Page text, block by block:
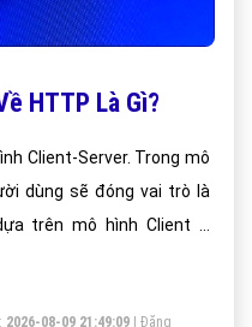
HTTP Là Gì?
Client-Server. Trong mô
dùng sẽ đóng vai trò là
trên mô hình Client –
2026-08-09 21:49:09
Đăng